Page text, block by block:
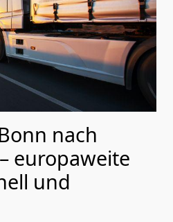
nach
– europaweite
und